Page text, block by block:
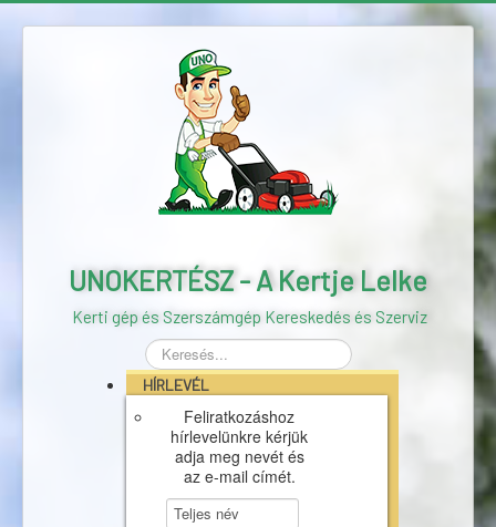
UNOKERTÉSZ - A Kertje Lelke
Kerti gép és Szerszámgép Kereskedés és Szerviz
Keresés...
HÍRLEVÉL
Feliratkozáshoz
hírlevelünkre kérjük
adja meg nevét és
az e-mail címét.